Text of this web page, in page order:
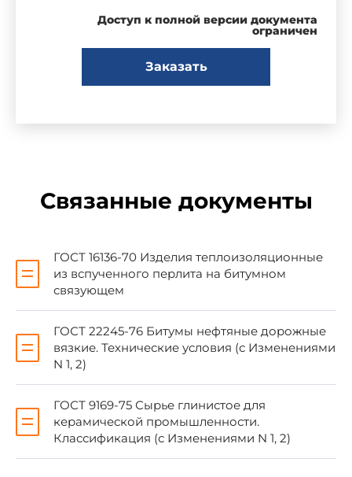
для тепловой изоляции строительных
температуре изолируемых поверхностей от 213
К (-60°С) до 373 К (+ 100°С).
1.1. Плиты перлитобитумные в зависимости
материалам.
1.2. Плиты в зависимости от плотности
200, 225, 250 и 300.
длина 500; 1000
Доступ к полной версии документа
ограничен
Заказать
Связанные документы
ГОСТ 16136-70 Изделия теплоизоляционные
из вспученного перлита на битумном
связующем
ГОСТ 22245-76 Битумы нефтяные дорожные
вязкие. Технические условия (с Изменениями
N 1, 2)
ГОСТ 9169-75 Сырье глинистое для
керамической промышленности.
Классификация (с Изменениями N 1, 2)